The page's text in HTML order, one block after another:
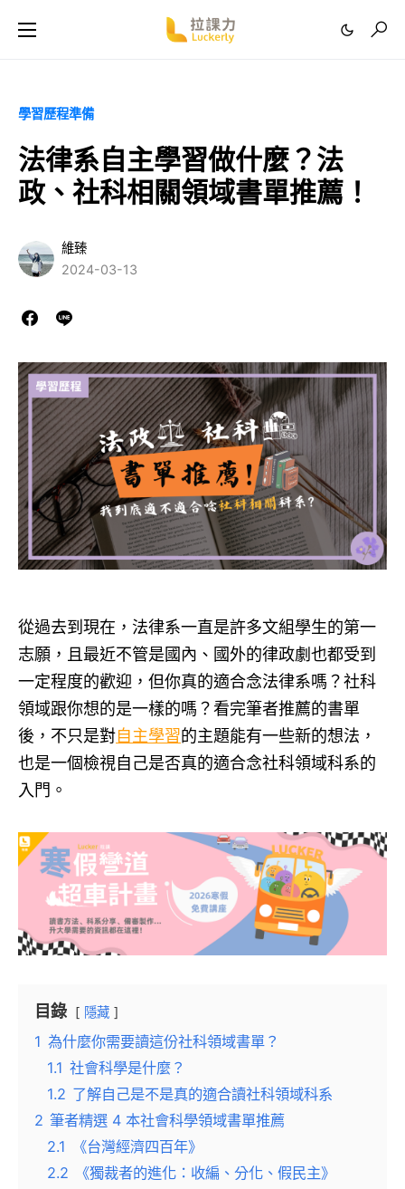
學習歷程準備
法律系自主學習做什麼？法
政、社科相關領域書單推薦！
維臻
2024-03-13
從過去到現在，法律系一直是許多文組學生的第一
志願，且最近不管是國內、國外的律政劇也都受到
一定程度的歡迎，但你真的適合念法律系嗎？社科
領域跟你想的是一樣的嗎？看完筆者推薦的書單
後，不只是對自主學習的主題能有一些新的想法，
也是一個檢視自己是否真的適合念社科領域科系的
入門。
目錄 隱藏
1 為什麼你需要讀這份社科領域書單？
1.1 社會科學是什麼？
1.2 了解自己是不是真的適合讀社科領域科系
2 筆者精選 4 本社會科學領域書單推薦
2.1
《台灣經濟四百年》
2.2
《獨裁者的進化：收編、分化、假民主》